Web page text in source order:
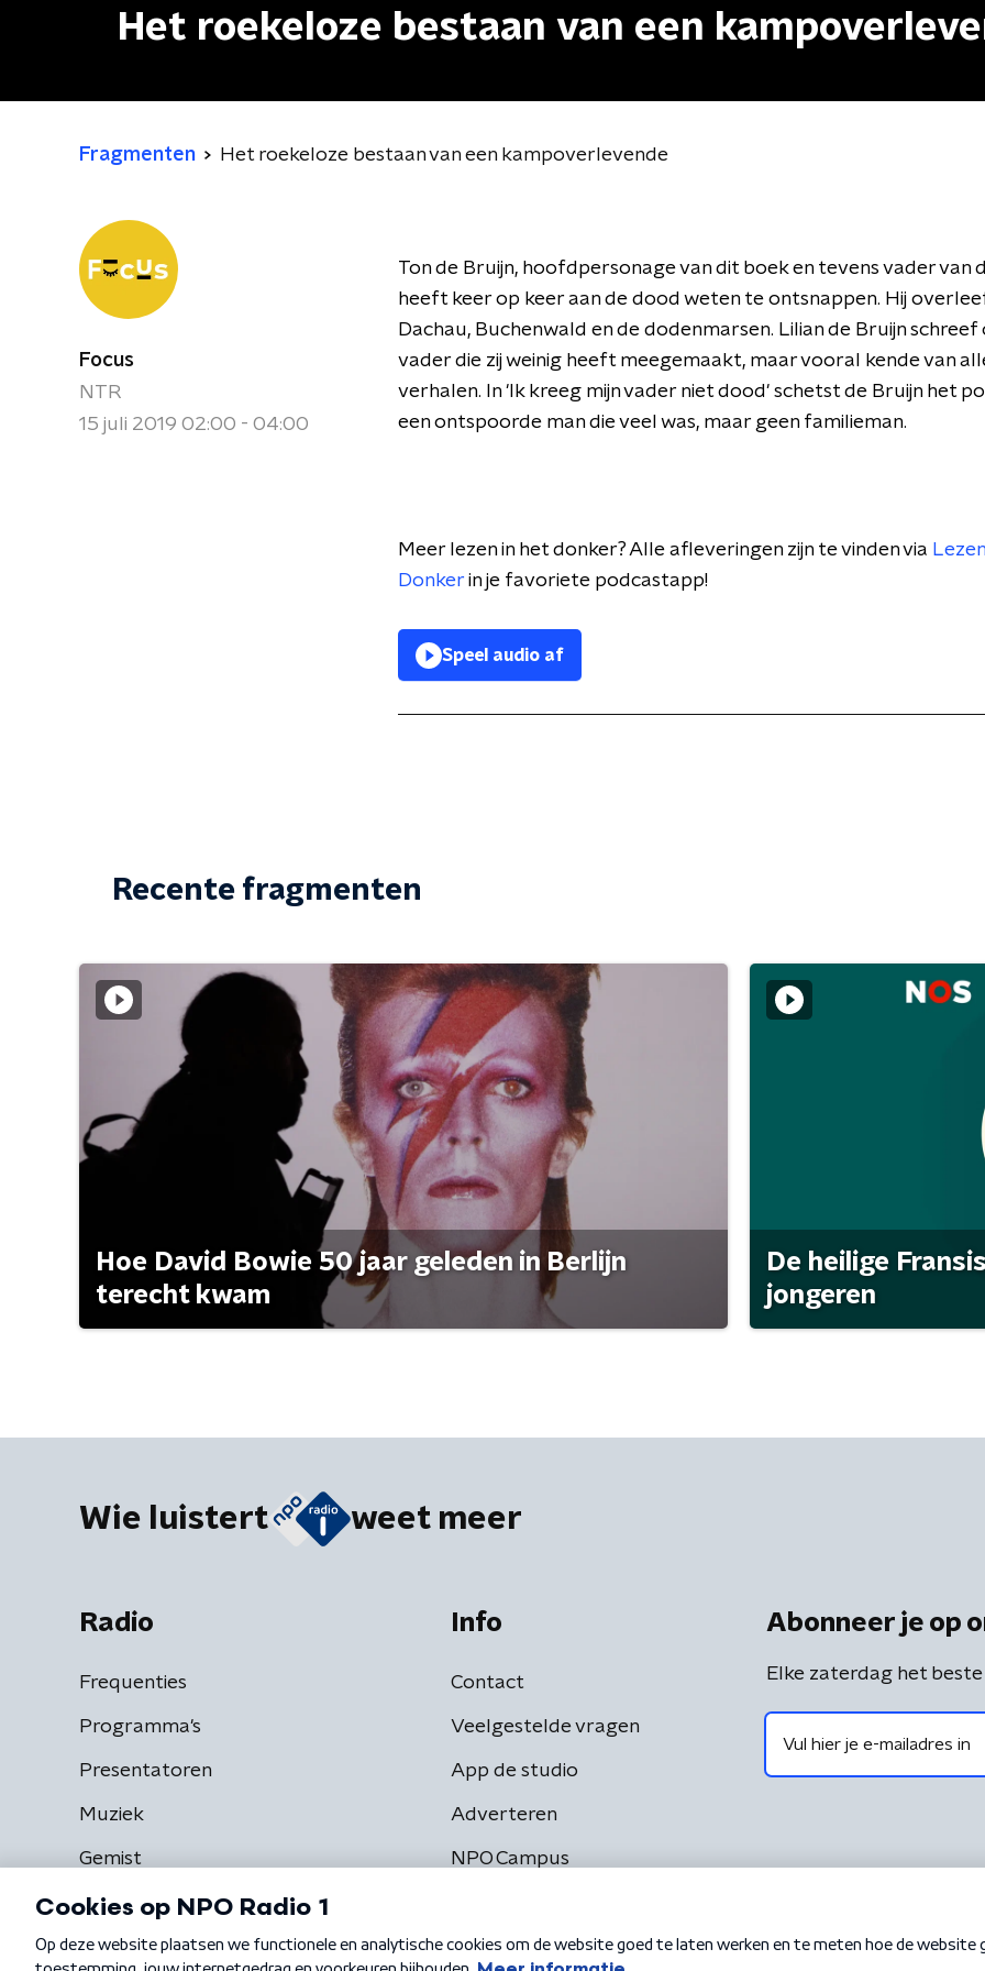
Het roekeloze bestaan van een
Fragmenten Het roekeloze bestaan van een kampoverlevende
Focus
NTR
15 juli 2019 02:00 - 04:00
Ton de Bruijn, hoofdpersonage van dit boek en tevens vader van
heeft keer op keer aan de dood weten te ontsnappen. Hij
Dachau, Buchenwald en de dodenmarsen. Lilian de Bruijn schreef
vader die zij weinig heeft meegemaakt, maar vooral kende van
verhalen. In 'Ik kreeg mijn vader niet dood' schetst de Bruijn het
een ontspoorde man die veel was, maar geen familieman.
Meer lezen in het donker? Alle afleveringen zijn te vinden via
Donker in je favoriete podcastapp!
Speel audio af
Recente fragmenten
Hoe David Bowie 50 jaar geleden in Berlijn
terecht kwam
De heilige
jongeren
Wie luistert weet meer
Radio
Frequenties
Programma's
Presentatoren
Muziek
Gemist
Info
Contact
Veelgestelde vragen
App de studio
Adverteren
NPO Campus
Abonneer je op
Elke zaterdag het beste